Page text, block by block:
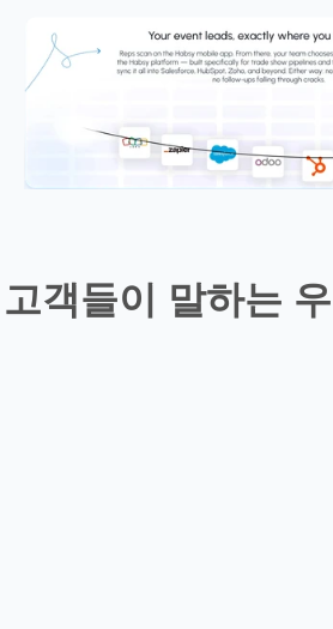
고객들이 말하는